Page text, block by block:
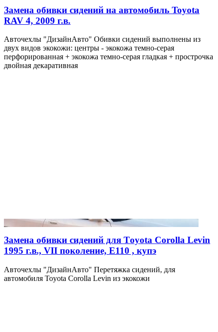
Замена обивки сидений на автомобиль Toyota
RAV 4, 2009 г.в.
Авточехлы "ДизайнАвто" Обивки сидений выполнены из
двух видов экокожи: центры - экокожа темно-серая
перфорированная + экокожа темно-серая гладкая + прострочка
двойная декаративная
Замена обивки сидений для Тoyota Corolla Levin
1995 г.в., VII поколение, E110 , купэ
Авточехлы "ДизайнАвто" Перетяжка сидений, для
автомобиля Toyota Corolla Levin из экокожи